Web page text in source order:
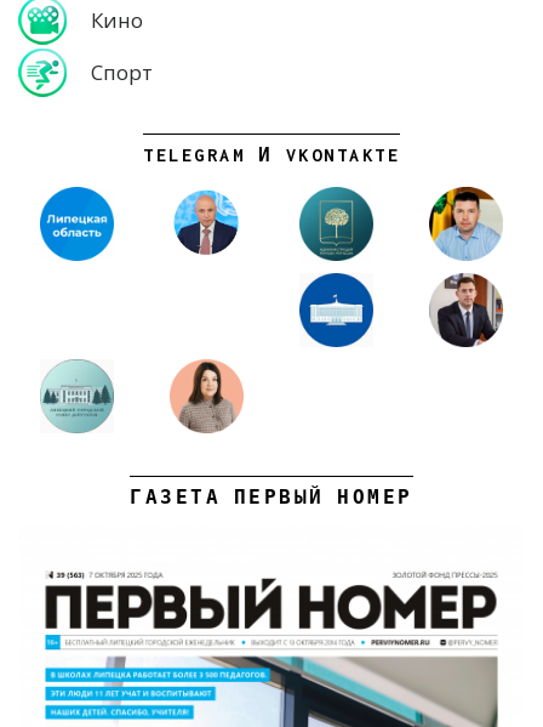
Кино
Спорт
TELEGRAM И VKONTAKTE
ГАЗЕТА ПЕРВЫЙ НОМЕР